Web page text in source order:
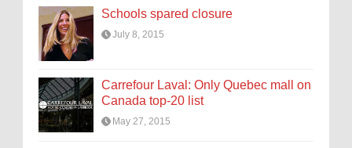
Schools spared closure
July 8, 2015
Carrefour Laval: Only Quebec mall on
Canada top-20 list
May 27, 2015